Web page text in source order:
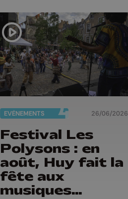
EVÈNEMENTS 26/06/2026
Festival Les
Polysons : en
août, Huy fait la
fête aux
musiques